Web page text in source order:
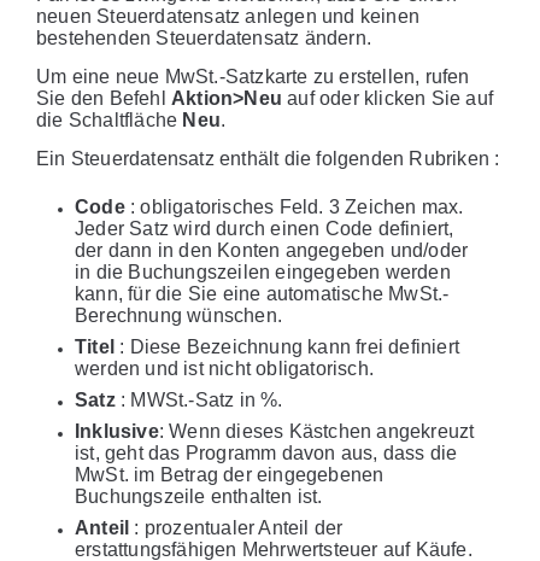
neuen Steuerdatensatz anlegen und keinen
bestehenden Steuerdatensatz ändern.
Um eine neue MwSt.-Satzkarte zu erstellen, rufen
Sie den Befehl Aktion>Neu auf oder klicken Sie auf
die Schaltfläche Neu.
Ein Steuerdatensatz enthält die folgenden Rubriken :
Code: obligatorisches Feld. 3 Zeichen max.
Jeder Satz wird durch einen Code definiert,
der dann in den Konten angegeben und/oder
in die Buchungszeilen eingegeben werden
kann, für die Sie eine automatische MwSt.-
Berechnung wünschen.
Titel : Diese Bezeichnung kann frei definiert
werden und ist nicht obligatorisch.
Satz: MWSt.-Satz in %.
Inklusive: Wenn dieses Kästchen angekreuzt
ist, geht das Programm davon aus, dass die
MwSt. im Betrag der eingegebenen
Buchungszeile enthalten ist.
Anteil : prozentualer Anteil der
erstattungsfähigen Mehrwertsteuer auf Käufe.